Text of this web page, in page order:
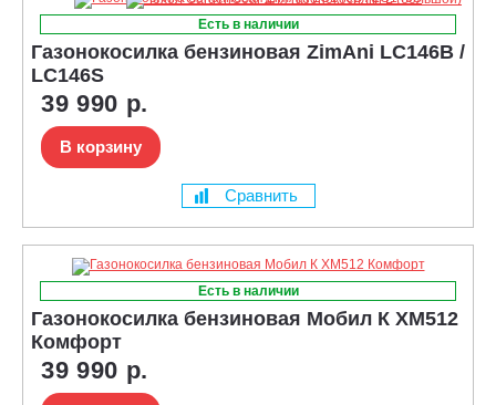
Есть в наличии
Газонокосилка бензиновая ZimAni LC146B /
LC146S
39 990 р.
В корзину
Сравнить
Есть в наличии
Газонокосилка бензиновая Мобил К XM512
Комфорт
39 990 р.